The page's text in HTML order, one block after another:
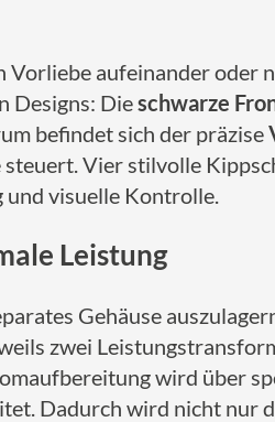
Vorliebe aufeinander oder
Designs: Dieschwarze
befindet sich der präzise
steuert. Vier stilvolle
und visuelle Kontrolle.
Leistung
Gehäuse
zwei
wird über
Dadurch wird nicht nur